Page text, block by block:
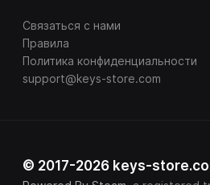
Связаться с нами
Правила
Политика конфиденциальности
support@keys-store.com
© 2017-2026 keys-